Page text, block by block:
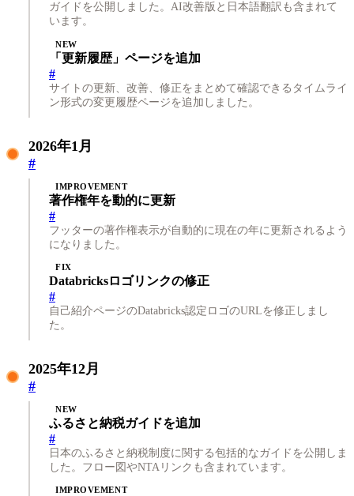
ガイドを公開しました。AI改善版と日本語翻訳も含まれて
います。
NEW
「更新履歴」ページを追加
#
サイトの更新、改善、修正をまとめて確認できるタイムライ
ン形式の変更履歴ページを追加しました。
2026年1月
#
IMPROVEMENT
著作権年を動的に更新
#
フッターの著作権表示が自動的に現在の年に更新されるよう
になりました。
FIX
Databricksロゴリンクの修正
#
自己紹介ページのDatabricks認定ロゴのURLを修正しまし
た。
2025年12月
#
NEW
ふるさと納税ガイドを追加
#
日本のふるさと納税制度に関する包括的なガイドを公開しま
した。フロー図やNTAリンクも含まれています。
IMPROVEMENT